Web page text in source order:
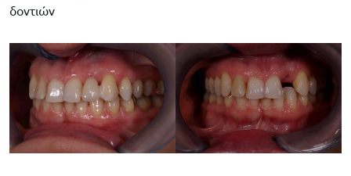
δοντιών